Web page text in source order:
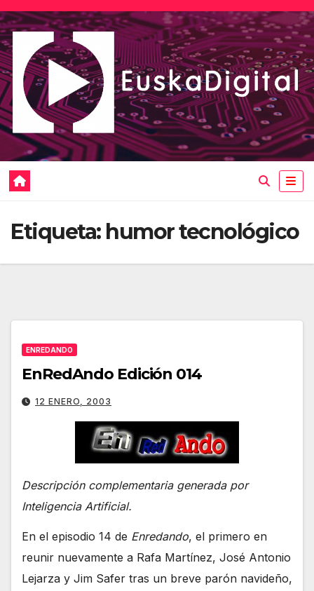
Saltar
al
contenido
Etiqueta: humor tecnológico
ENREDANDO
EnRedAndo Edición 014
12 ENERO, 2003
Descripción complementaria generada por
Inteligencia Artificial.
En el episodio 14 de Enredando, el primero en
reunir nuevamente a Rafa Martínez, José Antonio
Lejarza y Jim Safer tras un breve parón navideño,